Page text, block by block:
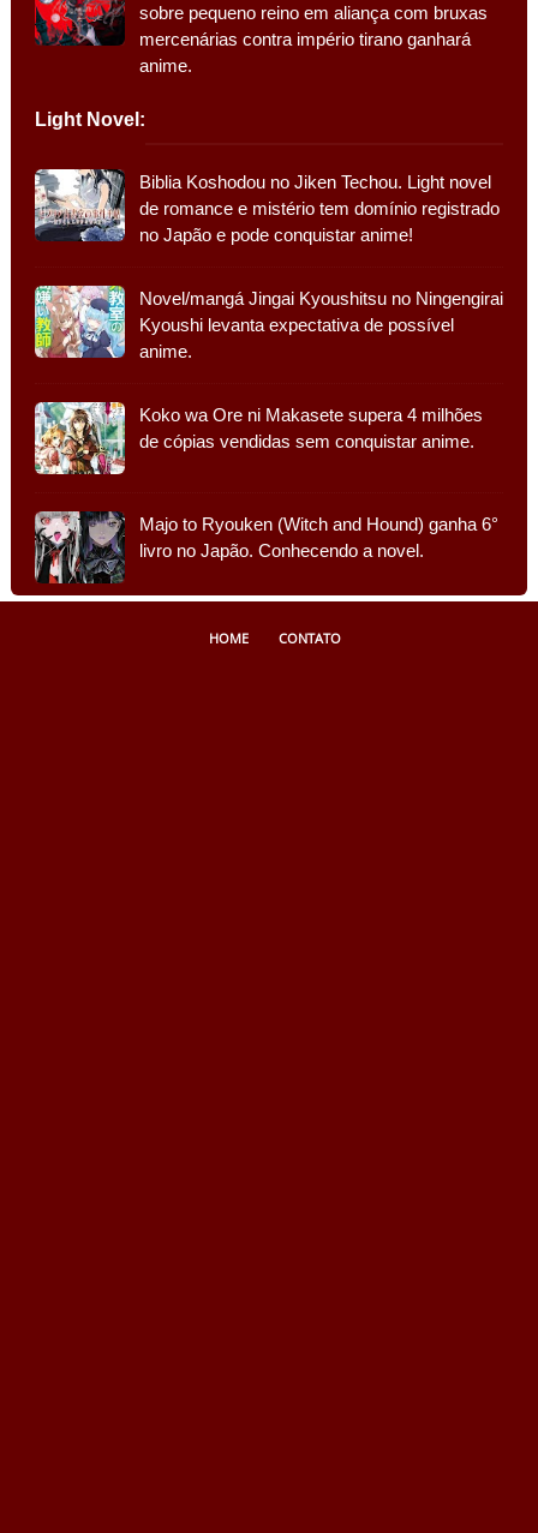
sobre pequeno reino em aliança com bruxas
mercenárias contra império tirano ganhará
anime.
Light Novel:
Biblia Koshodou no Jiken Techou. Light novel
de romance e mistério tem domínio registrado
no Japão e pode conquistar anime!
Novel/mangá Jingai Kyoushitsu no Ningengirai
Kyoushi levanta expectativa de possível
anime.
Koko wa Ore ni Makasete supera 4 milhões
de cópias vendidas sem conquistar anime.
Majo to Ryouken (Witch and Hound) ganha 6°
livro no Japão. Conhecendo a novel.
HOME CONTATO